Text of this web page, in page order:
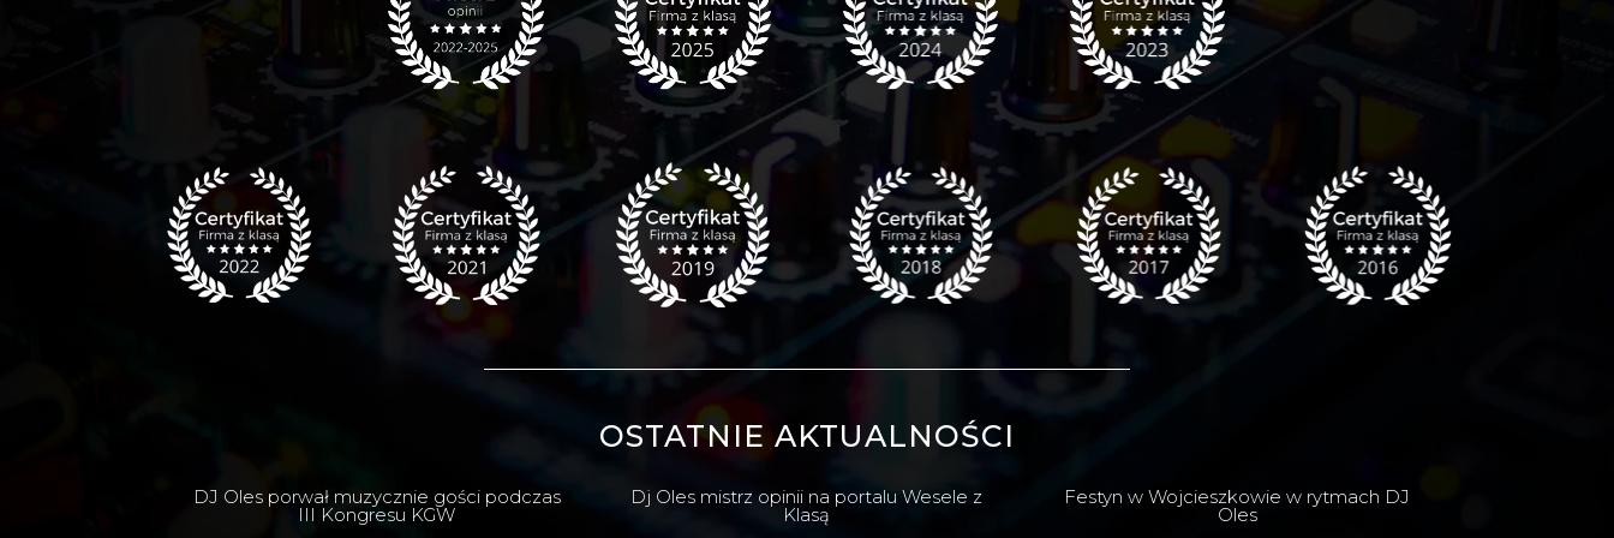
OSTATNIE AKTUALNOŚCI
DJ Oles porwał muzycznie gości podczas
III Kongresu KGW
Dj Oles mistrz opinii na portalu Wesele z
Klasą
Festyn w Wojcieszkowie w rytmach DJ
Oles